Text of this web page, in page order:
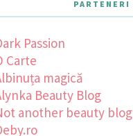
PARTENERI
Passion
Carte
magică
Beauty Blog
another beauty blog